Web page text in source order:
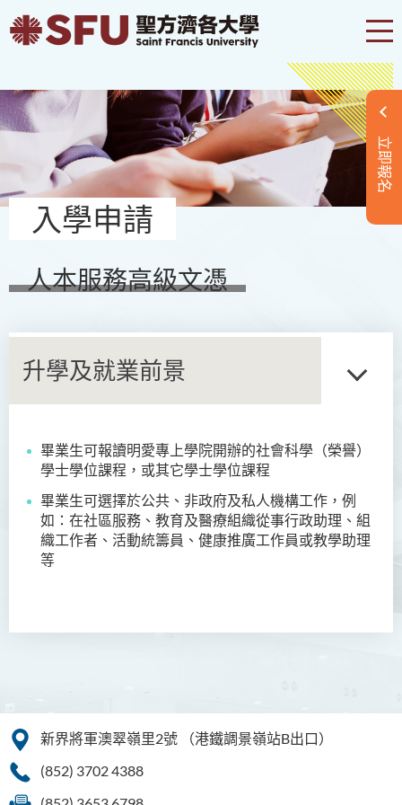
立即報名
入學申請
人本服務高級文憑
升學及就業前景
畢業生可報讀明愛專上學院開辦的社會科學（榮譽）
學士學位課程，或其它學士學位課程
畢業生可選擇於公共、非政府及私人機構工作，例
如：在社區服務、教育及醫療組織從事行政助理、組
織工作者、活動統籌員、健康推廣工作員或教學助理
等
商務學副學士
人工智能及資訊通訊科技高
級文憑 (全日制/兼讀制)
普通科護理學高級文憑
兼讀制)
新界將軍澳翠嶺里2號
（港鐵調景嶺站B出口）
(852) 3702 4388